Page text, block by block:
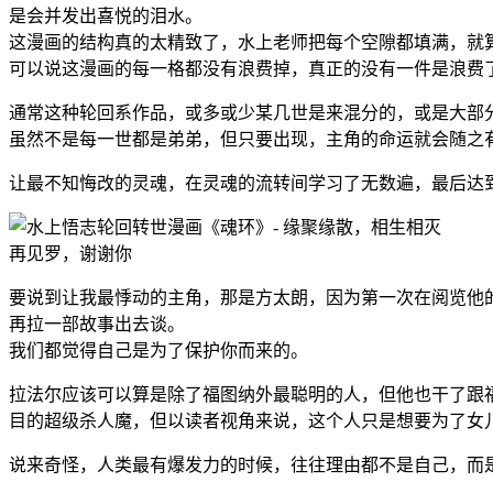
是会并发出喜悦的泪水。
这漫画的结构真的太精致了，水上老师把每个空隙都填满，
可以说这漫画的每一格都没有浪费掉，真正的没有一件是浪费
通常这种轮回系作品，或多或少某几世是来混分的，或是大
虽然不是每一世都是弟弟，但只要出现，主角的命运就会随
让最不知悔改的灵魂，在灵魂的流转间学习了无数遍，最后
再见罗，谢谢你
要说到让我最悸动的主角，那是方太朗，因为第一次在阅览
再拉一部故事出去谈。
我们都觉得自己是为了保护你而来的。
拉法尔应该可以算是除了福图纳外最聪明的人，但他也干了
目的超级杀人魔，但以读者视角来说，这个人只是想要为了
说来奇怪，人类最有爆发力的时候，往往理由都不是自己，而